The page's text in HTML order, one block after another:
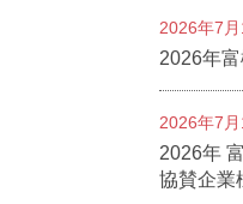
2026年7月
2026年
2026年7月
2026年
協賛企業